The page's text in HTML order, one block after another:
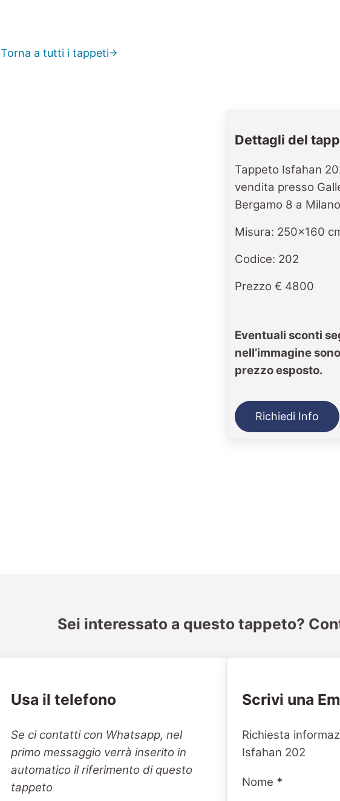
Torna a tutti i tappeti
Dettagli del
Tappeto Isfahan
vendita presso
Bergamo 8 a
Misura: 250x160
Codice: 202
Prezzo € 4800
Eventuali sconti
nell’immagine
prezzo esposto.
Richiedi Info
Sei interessato a questo tappeto?
Usa il telefono
Se ci contatti con Whatsapp, nel
primo messaggio verrà inserito in
automatico il riferimento di questo
tappeto
Scrivi una
Section
Richiesta
Isfahan 202
Nome *